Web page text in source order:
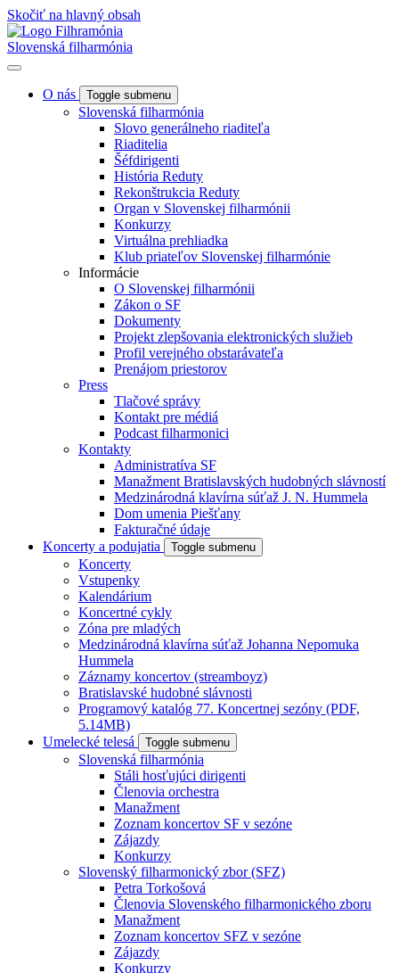
Skočiť na hlavný obsah
Slovenská filharmónia
O nás Toggle submenu
Slovenská filharmónia
Slovo generálneho riaditeľa
Riaditelia
Šéfdirigenti
História Reduty
Rekonštrukcia Reduty
Organ v Slovenskej filharmónii
Konkurzy
Virtuálna prehliadka
Klub priateľov Slovenskej filharmónie
Informácie
O Slovenskej filharmónii
Zákon o SF
Dokumenty
Projekt zlepšovania elektronických služieb
Profil verejného obstarávateľa
Prenájom priestorov
Press
Tlačové správy
Kontakt pre médiá
Podcast filharmonici
Kontakty
Administratíva SF
Manažment Bratislavských hudobných slávností
Medzinárodná klavírna súťaž J. N. Hummela
Dom umenia Piešťany
Fakturačné údaje
Koncerty a podujatia
Toggle submenu
Koncerty
Vstupenky
Kalendárium
Koncertné cykly
Zóna pre mladých
Medzinárodná klavírna súťaž Johanna Nepomuka
Hummela
Záznamy koncertov (streamboyz)
Bratislavské hudobné slávnosti
Programový katalóg 77. Koncertnej sezóny (PDF,
5.14MB)
Umelecké telesá
Toggle submenu
Slovenská filharmónia
Stáli hosťujúci dirigenti
Členovia orchestra
Manažment
Zoznam koncertov SF v sezóne
Zájazdy
Konkurzy
Slovenský filharmonický zbor (SFZ)
Petra Torkošová
Členovia Slovenského filharmonického zboru
Manažment
Zoznam koncertov SFZ v sezóne
Zájazdy
Konkurzy